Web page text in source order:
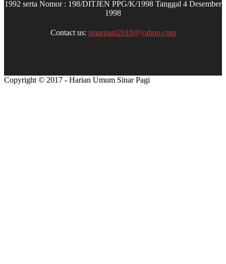
1992 serta Nomor : 198/DITJEN PPG/K/1998 Tanggal 4 Desember
1998
Contact us: sinarpagi2010@yahoo.com
Copyright © 2017 - Harian Umum Sinar Pagi